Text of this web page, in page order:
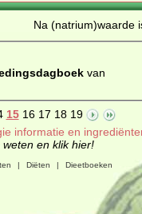
Na (natrium)waarde
van
15 16 17 18 19
informatie en
en klik hier!
| Diëten | Dieetboeken